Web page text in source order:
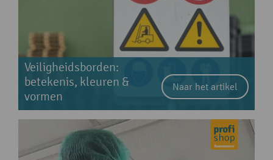
Veiligheidsborden:
betekenis, kleuren &
vormen
Naar het artikel